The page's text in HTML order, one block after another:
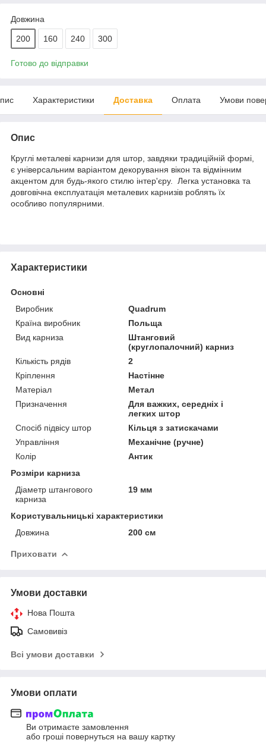
Довжина
200 160 240 300
Готово до відправки
Характеристики Доставка Оплата Умови
Опис
Круглі металеві карнизи для штор, завдяки традиційній формі,
є універсальним варіантом декорування вікон та відмінним
акцентом для будь-якого стилю інтер'єру. Легка установка та
довговічна експлуатація металевих карнизів роблять їх
особливо популярними.
Характеристики
Основні
Виробник
Quadrum
Країна виробник
Польща
Вид карниза
Штанговий
(круглопалочний) карниз
Кількість рядів
2
Кріплення
Настінне
Матеріал
Метал
Призначення
Для важких, середніх і
легких штор
Спосіб підвісу штор
Кільця з затискачами
Управління
Механічне (ручне)
Колір
Антик
Розміри карниза
Діаметр штангового
карниза
19 мм
Користувальницькі характеристики
Довжина
200 см
Приховати
Умови доставки
Нова Пошта
Самовивіз
Всі умови доставки
Умови оплати
Ви отримаєте замовлення
або гроші повернуться на вашу картку